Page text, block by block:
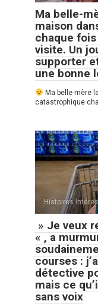
Ma belle-
maison
chaque fois
visite. Un
supporter
une bonne
Ma belle-mère
catastrophique
Histoires
» Je veux
« , a
courses :
détective
mais ce
sans voix